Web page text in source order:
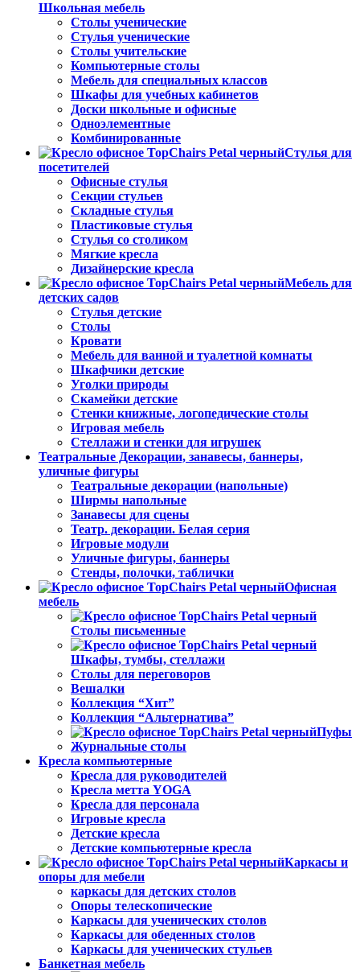
Школьная мебель
Столы ученические
Стулья ученические
Столы учительские
Компьютерные столы
Мебель для специальных классов
Шкафы для учебных кабинетов
Доски школьные и офисные
Одноэлементные
Комбинированные
Стулья для
посетителей
Офисные стулья
Секции стульев
Складные стулья
Пластиковые стулья
Стулья со столиком
Мягкие кресла
Дизайнерские кресла
Мебель для
детских садов
Стулья детские
Столы
Кровати
Мебель для ванной и туалетной комнаты
Шкафчики детские
Уголки природы
Скамейки детские
Стенки книжные, логопедические столы
Игровая мебель
Стеллажи и стенки для игрушек
Театральные Декорации, занавесы, баннеры,
уличные фигуры
Театральные декорации (напольные)
Ширмы напольные
Занавесы для сцены
Театр. декорации. Белая серия
Игровые модули
Уличные фигуры, баннеры
Стенды, полочки, таблички
Офисная
мебель
Столы письменные
Шкафы, тумбы, стеллажи
Столы для переговоров
Вешалки
Коллекция “Хит”
Коллекция “Альтернатива”
Пуфы
Журнальные столы
Кресла компьютерные
Кресла для руководителей
Кресла метта YOGA
Кресла для персонала
Игровые кресла
Детские кресла
Детские компьютерные кресла
Каркасы и
опоры для мебели
каркасы для детских столов
Опоры телескопические
Каркасы для ученических столов
Каркасы для обеденных столов
Каркасы для ученических стульев
Банкетная мебель